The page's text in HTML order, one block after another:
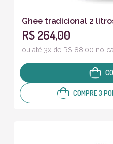
Ghee tradicional 2
R$ 264,00
ou até 3x de R$ 88,00 no
COMPRE 3